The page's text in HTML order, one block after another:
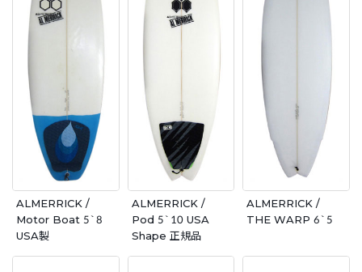
ALMERRICK /
Motor Boat 5`8
USA製
ALMERRICK /
Pod 5`10 USA
Shape 正規品
ALMERRICK /
THE WARP 6`5